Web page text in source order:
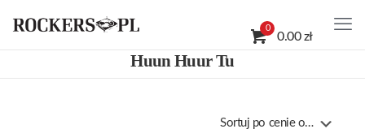
0
0.00 zł
Huun Huur Tu